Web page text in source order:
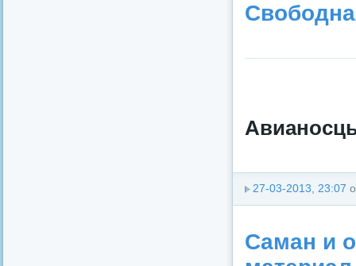
27-03-2013, 23:07
Саман и